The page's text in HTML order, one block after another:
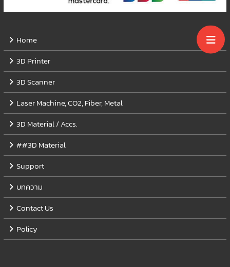
Home
3D Printer
3D Scanner
Laser Machine, CO2, Fiber, Metal
3D Material / Accs.
##3D Material
Support
บทความ
Contact Us
Policy